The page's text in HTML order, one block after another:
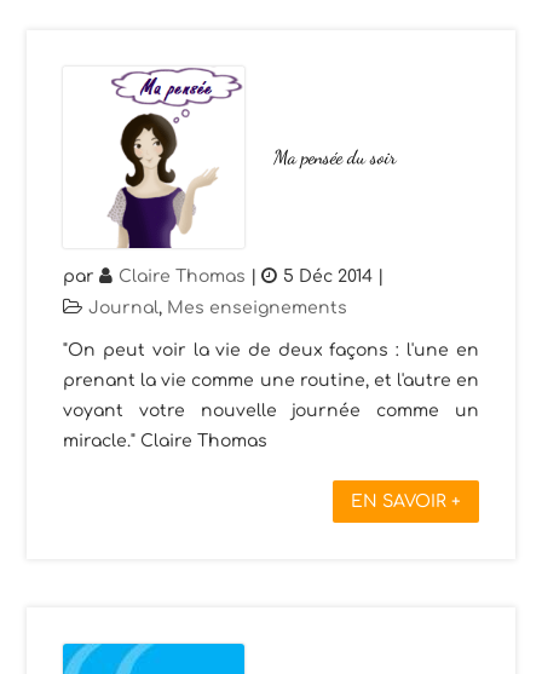
Ma pensée du soir
par Claire Thomas | 5 Déc 2014 |
Journal, Mes enseignements
"On peut voir la vie de deux façons : l'une en
prenant la vie comme une routine, et l'autre en
voyant votre nouvelle journée comme un
miracle." Claire Thomas
EN SAVOIR +